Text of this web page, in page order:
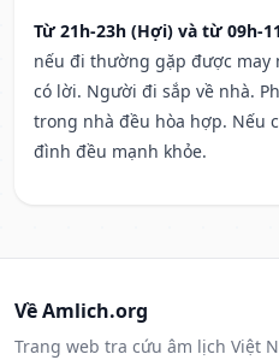
Từ 21h-23h (Hợi) và từ 09h-
nếu đi thường gặp được may
có lời. Người đi sắp về nhà.
trong nhà đều hòa hợp. Nếu
đình đều mạnh khỏe.
Về Amlich.org
Trang web tra cứu âm lịch Việt